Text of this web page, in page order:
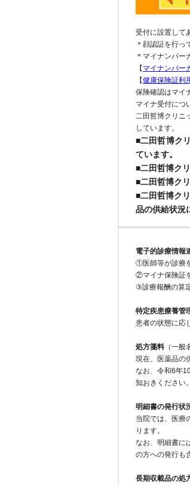
受付に設置して
＊顔認証を行っ
＊マイナンバー
【マイナンバー
【健康保険証利
保険確認はマイ
マイナ受付につ
二田哲博クリニ
しています。
■二田哲博ク
ています。
■二田哲博ク
■二田哲博ク
■二田哲博ク
品の供給状況
電子的診療情報
①医師等が診療
②マイナ保険証
③診療報酬の算
特定疾患療養管
患者の状態に応
処方箋料 （一般
現在、医薬品の
なお、令和6年
知おきください
明細書の発行状
当院では、医療
ります。
なお、明細書に
の方への発行も
長期収載品の処